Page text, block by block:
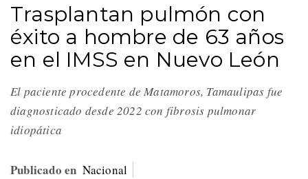
Trasplantan pulmón con
éxito a hombre de 63 años
en el IMSS en Nuevo León
El paciente procedente de Matamoros, Tamaulipas fue
diagnosticado desde 2022 con fibrosis pulmonar
idiopática
Publicado en Nacional